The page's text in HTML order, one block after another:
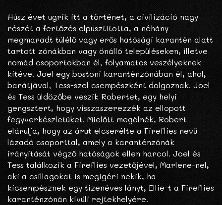
Húsz évet ugrik itt a történet, a civilizáció nagy
részét a fertőzés elpusztította, a néhány
megmaradt túlélő vagy erős hatósági karantén alatt
tartott zónákban vagy önálló településeken, illetve
nomád csoportokban él, folyamatos veszélyeknek
kitéve. Joel egy bostoni karanténzónában él, ahol,
barátjával, Tess-szel csempészként dolgoznak. Joel
és Tess üldözőbe veszik Robertet, egy helyi
gengsztert, hogy visszaszerezzék az ellopott
fegyverkészletüket. Mielőtt megölnék, Robert
elárulja, hogy az árut elcserélte a Fireflies nevű
lázadó csoporttal, amely a karanténzónák
irányítását végző hatóságok ellen harcol. Joel és
Tess találkozik a Fireflies vezetőjével, Marlene-nel,
aki a csillagokat is megígéri nekik, ha
kicsempésznek egy tizenéves lányt, Ellie-t a Fireflies
karanténzónán kívüli rejtekhelyére.